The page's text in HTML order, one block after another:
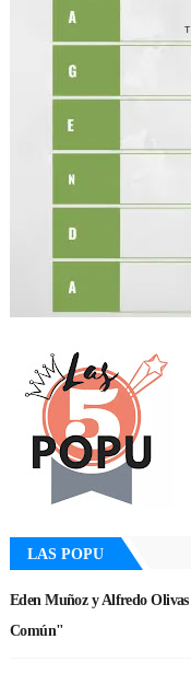
LAS POPU
Eden Muñoz y Alfredo
Común"